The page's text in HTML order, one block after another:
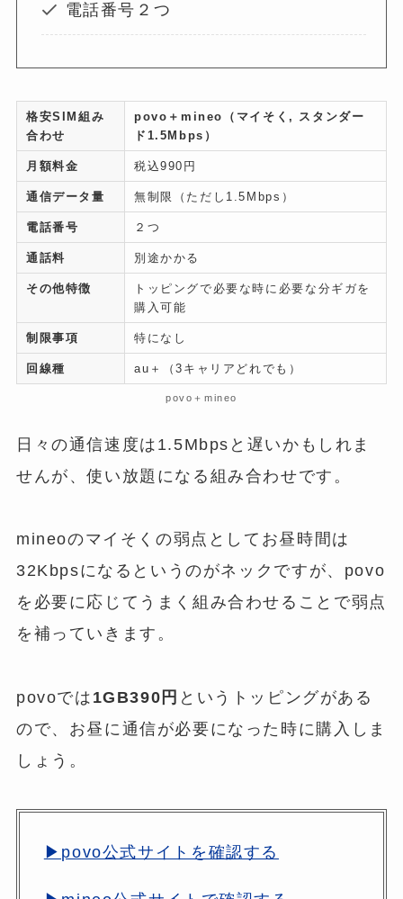
電話番号２つ
格安SIM組み
合わせ
povo＋mineo（マイそく, スタンダー
ド1.5Mbps）
月額料金 税込990円
通信データ量 無制限（ただし1.5Mbps）
電話番号 ２つ
通話料 別途かかる
その他特徴
トッピングで必要な時に必要な分ギガを
購入可能
制限事項 特になし
回線種 au＋（3キャリアどれでも）
povo＋mineo
日々の通信速度は1.5Mbpsと遅いかもしれま
せんが、使い放題になる組み合わせです。
mineoのマイそくの弱点としてお昼時間は
32Kbpsになるというのがネックですが、povo
を必要に応じてうまく組み合わせることで弱点
を補っていきます。
povoでは 1GB390円 というトッピングがある
ので、お昼に通信が必要になった時に購入しま
しょう。
▶povo公式サイトを確認する